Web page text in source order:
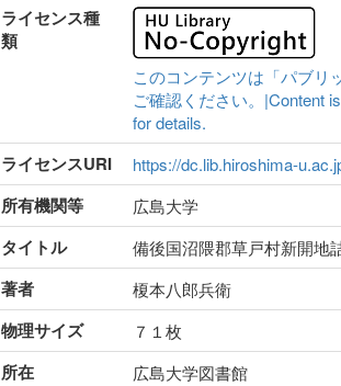
ライセンス種
類
このコンテンツは「パブリ
ご確認ください。|Content
for details.
ライセンスURI https://dc.lib.hiroshima-
所有機関等 広島大学
タイトル 備後国沼隈郡草戸村新開地
著者 榎本八郎兵衛
物理サイズ ７１枚
所在 広島大学図書館